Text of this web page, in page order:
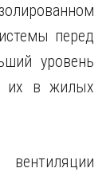
перед
уровень
их в жилых